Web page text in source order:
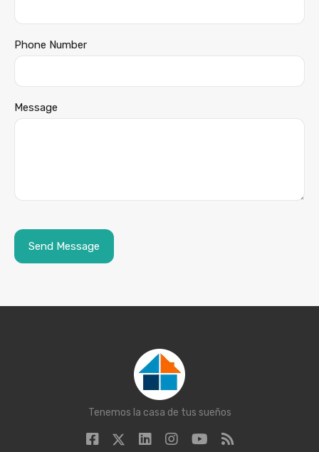
Phone Number
Message
Tenemos la casa de tus sueños